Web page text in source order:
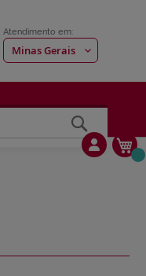
Atendimento em:
Pesquisa